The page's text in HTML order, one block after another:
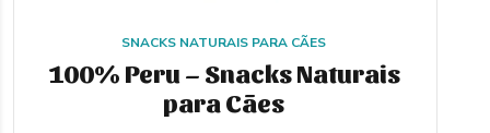
SNACKS NATURAIS PARA CÃES
100% Peru – Snacks Naturais
para Cães